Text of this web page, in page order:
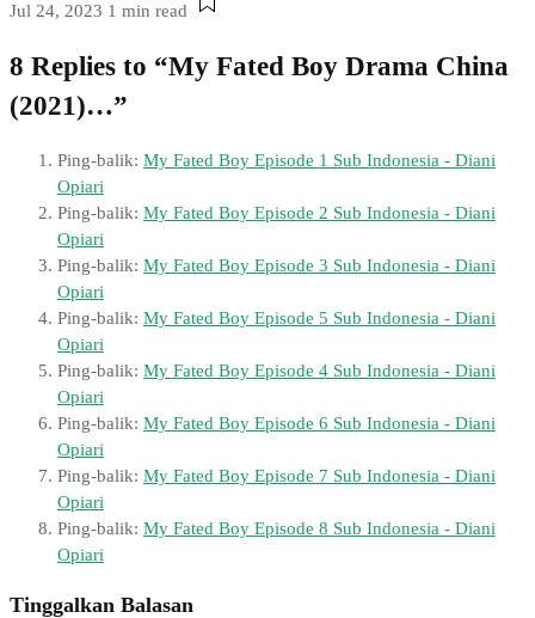
Jul 24, 2023 1 min read
8 Replies to “My Fated Boy Drama China
(2021)…”
Ping-balik: My Fated Boy Episode 1 Sub Indonesia - Diani
Opiari
Ping-balik: My Fated Boy Episode 2 Sub Indonesia - Diani
Opiari
Ping-balik: My Fated Boy Episode 3 Sub Indonesia - Diani
Opiari
Ping-balik: My Fated Boy Episode 5 Sub Indonesia - Diani
Opiari
Ping-balik: My Fated Boy Episode 4 Sub Indonesia - Diani
Opiari
Ping-balik: My Fated Boy Episode 6 Sub Indonesia - Diani
Opiari
Ping-balik: My Fated Boy Episode 7 Sub Indonesia - Diani
Opiari
Ping-balik: My Fated Boy Episode 8 Sub Indonesia - Diani
Opiari
Tinggalkan Balasan